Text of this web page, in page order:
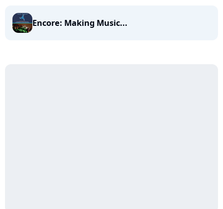
Encore: Making Music...